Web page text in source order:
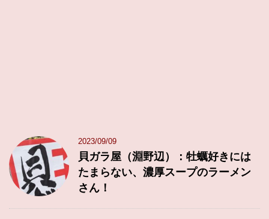
2023/09/09
貝ガラ屋（淵野辺）：牡蠣好きには
たまらない、濃厚スープのラーメン
さん！